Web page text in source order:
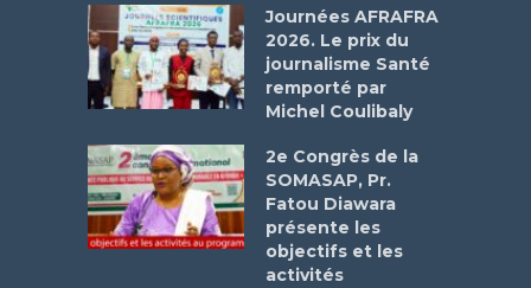
Journées AFRAFRA
2026. Le prix du
journalisme Santé
remporté par
Michel Coulibaly
2e Congrès de la
SOMASAP, Pr.
Fatou Diawara
présente les
objectifs et les
activités